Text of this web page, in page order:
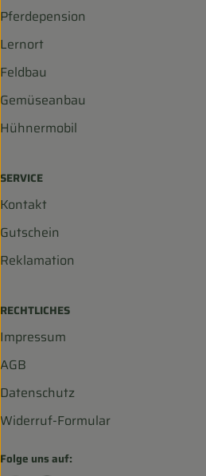
Pferdepension
Lernort
Feldbau
Gemüseanbau
Hühnermobil
SERVICE
Kontakt
Gutschein
Reklamation
RECHTLICHES
Impressum
AGB
Datenschutz
Widerruf-Formular
Folge uns auf: